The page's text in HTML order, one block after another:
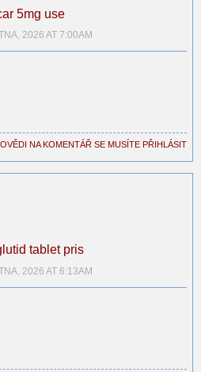
5mg use
2026 AT 7:00AM
NA KOMENTÁŘ SE MUSÍTE PŘIHLÁSIT
tablet pris
2026 AT 6:13AM